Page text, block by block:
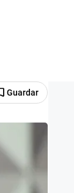
Guardar